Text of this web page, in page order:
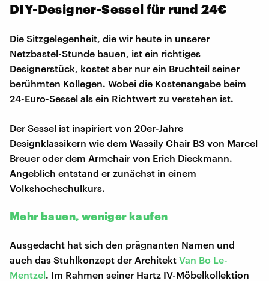
​DIY-Designer-Sessel für rund 24€
Die Sitzgelegenheit, die wir heute in unserer
Netzbastel-Stunde bauen, ist ein richtiges
Designerstück, kostet aber nur ein Bruchteil seiner
berühmten Kollegen. Wobei die Kostenangabe beim
24-Euro-Sessel als ein Richtwert zu verstehen ist.
Der Sessel ist inspiriert von 20er-Jahre
Designklassikern wie dem Wassily Chair B3 von Marcel
Breuer oder dem Armchair von Erich Dieckmann.
Angeblich entstand er zunächst in einem
Volkshochschulkurs.
Mehr bauen, weniger kaufen
Ausgedacht hat sich den prägnanten Namen und
auch das Stuhlkonzept der Architekt Van Bo Le-
Mentzel. Im Rahmen seiner Hartz IV-Möbelkollektion